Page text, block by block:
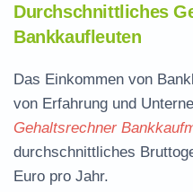
Durchschnittliches
Bankkaufleuten
Das Einkommen von
von Erfahrung und
Gehaltsrechner
durchschnittliches
Euro pro Jahr.